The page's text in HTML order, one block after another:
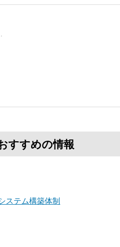
すすめの情報
ステム構築体制